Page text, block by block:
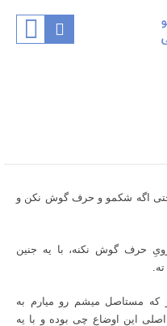
اگه شکمو و حرف گوش نکن و
حرف گوش نکنه، با یه جنین
که مستاصل میشم رو میارم به
این اوضاع چی بوده و با یه